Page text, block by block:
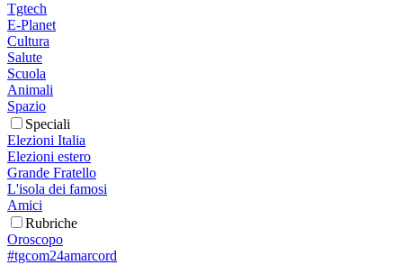
Tgtech
E-Planet
Cultura
Salute
Scuola
Animali
Spazio
Speciali
Elezioni Italia
Elezioni estero
Grande Fratello
L'isola dei famosi
Amici
Rubriche
Oroscopo
#tgcom24amarcord